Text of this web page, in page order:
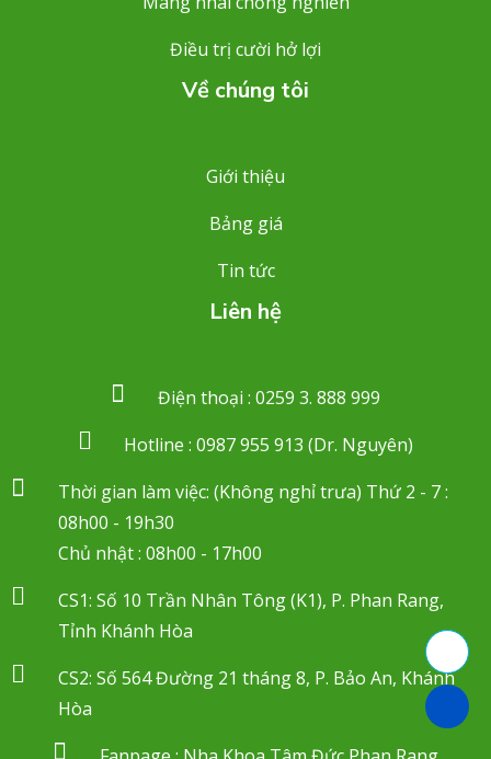
Điều trị cười hở lợi
Về chúng tôi
Giới thiệu
Bảng giá
Tin tức
Liên hệ
Điện thoại : 0259 3. 888 999
Hotline : 0987 955 913 (Dr. Nguyên)
Thời gian làm việc: (Không nghỉ trưa) Thứ 2 - 7 :
08h00 - 19h30
Chủ nhật : 08h00 - 17h00
CS1: Số 10 Trần Nhân Tông (K1), P. Phan Rang,
Tỉnh Khánh Hòa
CS2: Số 564 Đường 21 tháng 8, P. Bảo An, Khánh
Hòa